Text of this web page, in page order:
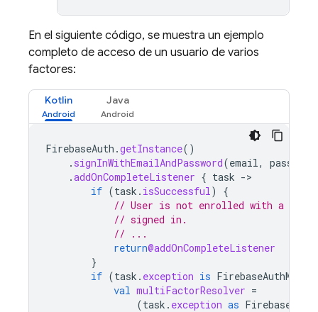
En el siguiente código, se muestra un ejemplo
completo de acceso de un usuario de varios
factores:
Kotlin Java
FirebaseAuth .getInstance()
. signInWithEmailAndPassword(email, password
.addOnCompleteListener { task -
if (task . isSuccessful)
{
// User is not enrolled with a
// signed in.
// ...
return@addOnCompleteListener
}
if (task . exception is
val multiFactorResolver =
(task . exception as